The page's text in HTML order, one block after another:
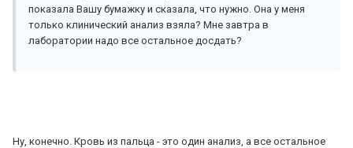
показала Вашу бумажку и сказала, что нужно. Она у меня
только клинический анализ взяла? Мне завтра в
лаборатории надо все остальное досдать?
Ну, конечно. Кровь из пальца - это один анализ, а все остальное